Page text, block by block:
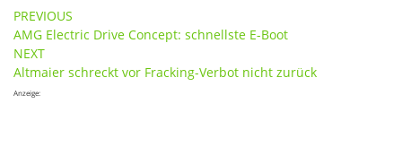
Post
navigation
PREVIOUS
AMG Electric Drive Concept: schnellste E-Boot
NEXT
Altmaier schreckt vor Fracking-Verbot nicht zurück
Anzeige: